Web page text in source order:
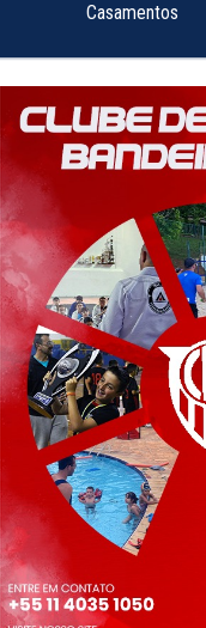
Casamentos